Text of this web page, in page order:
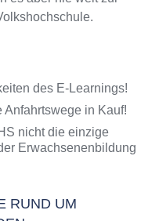
gute
des E-Learnings!
in Kauf!
nicht die einzige
Erwachsenenbildung
RUND UM